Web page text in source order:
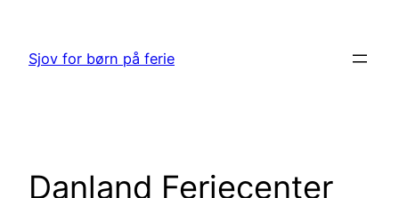
indhold
Sjov for børn på ferie
Danland Feriecenter